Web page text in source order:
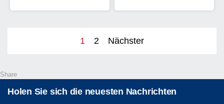
1 2 Nächster
Share
Holen Sie sich die neuesten Nachrichten